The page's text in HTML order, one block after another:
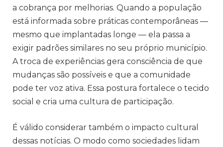
a cobrança por melhorias. Quando a população
está informada sobre práticas contemporâneas —
mesmo que implantadas longe — ela passa a
exigir padrões similares no seu próprio município.
A troca de experiências gera consciência de que
mudanças são possíveis e que a comunidade
pode ter voz ativa. Essa postura fortalece o tecido
social e cria uma cultura de participação.
É válido considerar também o impacto cultural
dessas notícias. O modo como sociedades lidam